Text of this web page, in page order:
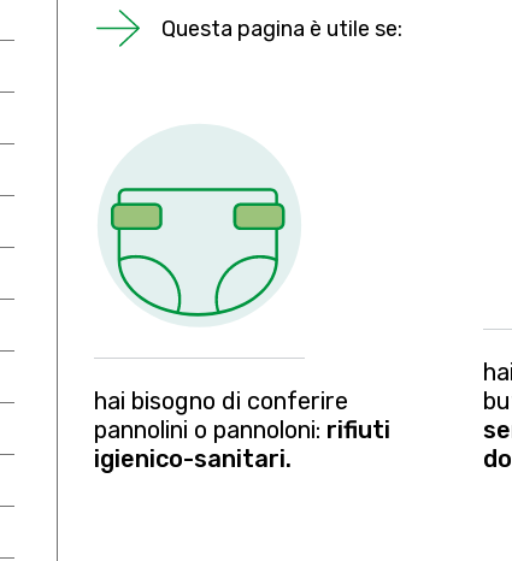
Questa pagina è utile se:
hai bisogno di conferire
pannolini o pannoloni: rifiuti
igienico-sanitari.